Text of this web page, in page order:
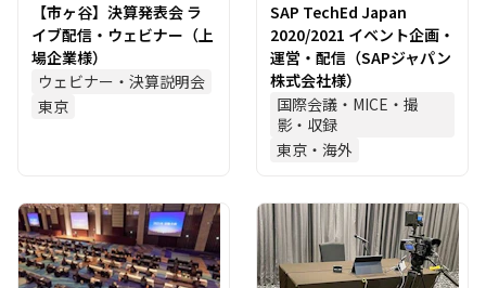
【市ヶ谷】決算発表会 ラ
イブ配信・ウェビナー（上
場企業様）
ウェビナー・決算説明会
東京
SAP TechEd Japan
2020/2021 イベント企画・
運営・配信（SAPジャパン
株式会社様）
国際会議・MICE・撮
影・収録
東京・海外